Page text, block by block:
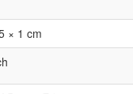
× 1 cm